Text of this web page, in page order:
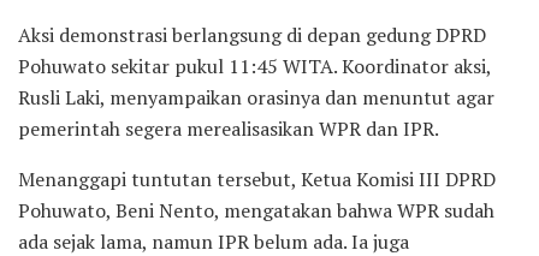
Aksi demonstrasi berlangsung di depan gedung DPRD
Pohuwato sekitar pukul 11:45 WITA. Koordinator aksi,
Rusli Laki, menyampaikan orasinya dan menuntut agar
pemerintah segera merealisasikan WPR dan IPR.
Menanggapi tuntutan tersebut, Ketua Komisi III DPRD
Pohuwato, Beni Nento, mengatakan bahwa WPR sudah
ada sejak lama, namun IPR belum ada. Ia juga